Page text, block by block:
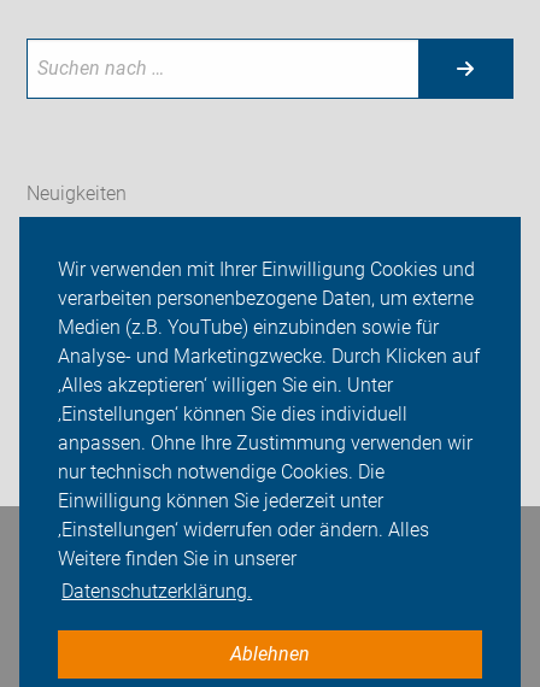
Wir verwenden mit Ihrer Einwilligung Cookies und
verarbeiten personenbezogene Daten, um externe
Medien (z.B. YouTube) einzubinden sowie für
Analyse- und Marketingzwecke. Durch Klicken auf
‚Alles akzeptieren‘ willigen Sie ein. Unter
‚Einstellungen‘ können Sie dies individuell
anpassen. Ohne Ihre Zustimmung verwenden wir
nur technisch notwendige Cookies. Die
Einwilligung können Sie jederzeit unter
‚Einstellungen‘ widerrufen oder ändern. Alles
Weitere finden Sie in unserer
Datenschutzerklärung.
Ablehnen
Neuigkeiten
Radverkehr in Görlitz
Sei dabei
Presse
Login
Bleiben Sie in Kontakt